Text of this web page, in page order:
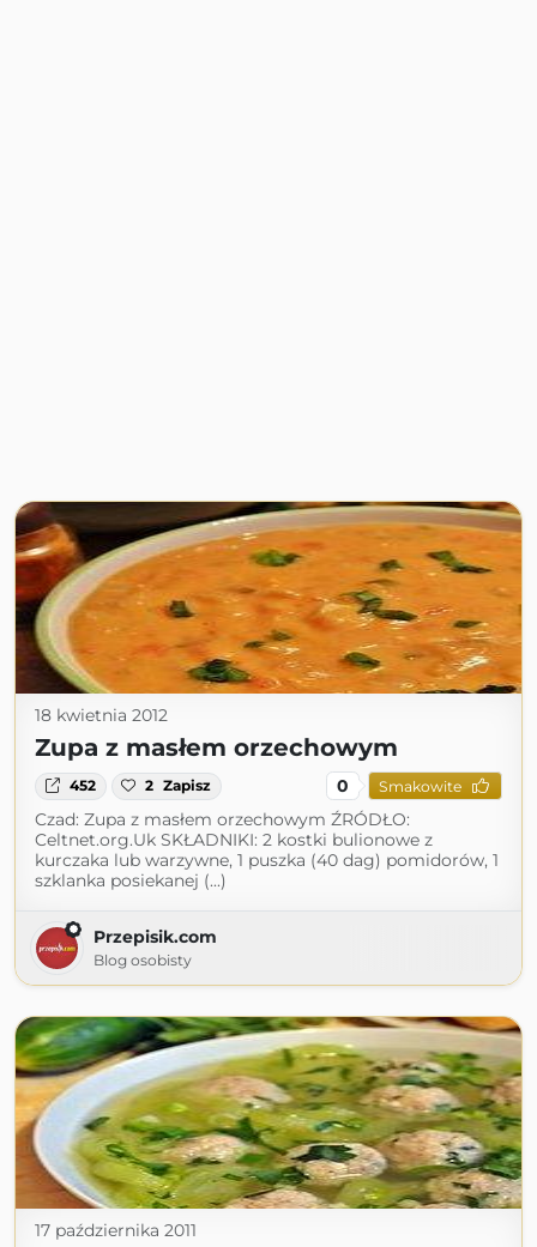
18 kwietnia 2012
Zupa z masłem orzechowym
452 2 Zapisz 0 Smakowite
Czad: Zupa z masłem orzechowym ŹRÓDŁO:
Celtnet.org.Uk SKŁADNIKI: 2 kostki bulionowe z
kurczaka lub warzywne, 1 puszka (40 dag) pomidorów, 1
szklanka posiekanej (...)
Przepisik.com
Blog osobisty
17 października 2011